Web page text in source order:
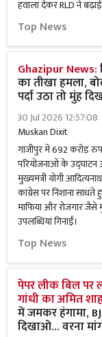
हवाला देकर RLD ने बढ़ाई
Top News
Ghazipur News:
का तीखा हमला,
पर्दा उठा तो मुंह
30 Jul 2026 12:57:08
Muskan Dixit
गाजीपुर में 692 करोड़
परियोजनाओं के उद्घाटन
मुख्यमंत्री योगी
कांग्रेस पर निशाना
माफिया और रोजगार जैसे
उपलब्धियां गिनाईं।
Top News
पेपर लीक बिल पर
गांधी का अमित
में जमकर हंगामा,
दिखाओ... वरना